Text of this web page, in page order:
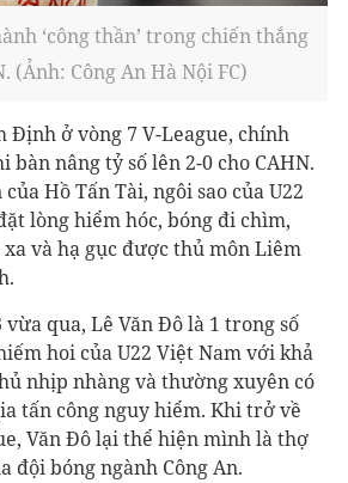
‘công thần’ trong chiến thắng
(Ảnh: Công An Hà Nội FC)
Định ở vòng 7 V-League, chính
bàn nâng tỷ số lên 2-0 cho CAHN.
Hồ Tấn Tài, ngôi sao của U22
lòng hiểm hóc, bóng đi chìm,
và hạ gục được thủ môn Liêm
vừa qua, Lê Văn Đô là 1 trong số
hoi của U22 Việt Nam với khả
nhịp nhàng và thường xuyên có
tấn công nguy hiểm. Khi trở về
Văn Đô lại thể hiện mình là thợ
đội bóng ngành Công An.